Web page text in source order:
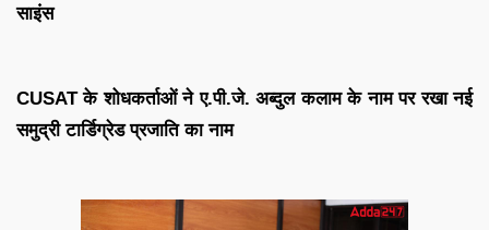
साइंस
CUSAT के शोधकर्ताओं ने ए.पी.जे. अब्दुल कलाम के नाम पर रखा नई
समुद्री टार्डिग्रेड प्रजाति का नाम